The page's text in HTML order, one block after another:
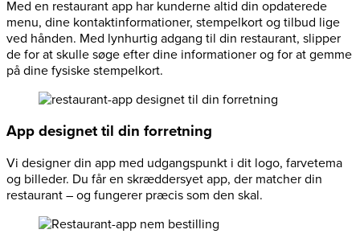
Med en restaurant app har kunderne altid din opdaterede
menu, dine kontaktinformationer, stempelkort og tilbud lige
ved hånden. Med lynhurtig adgang til din restaurant, slipper
de for at skulle søge efter dine informationer og for at gemme
på dine fysiske stempelkort.
App designet til din forretning
Vi designer din app med udgangspunkt i dit logo, farvetema
og billeder. Du får en skræddersyet app, der matcher din
restaurant – og fungerer præcis som den skal.